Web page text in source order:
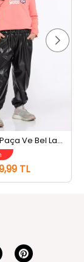
Yüksek Bel Paça Ve Bel Lastikli Kız Çocuk Çimalı Deri Pantolon Siyah
TL